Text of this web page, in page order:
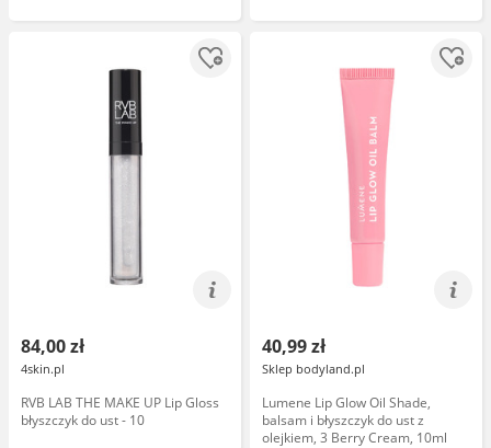
84,00 zł
4skin.pl
RVB LAB THE MAKE UP Lip Gloss
błyszczyk do ust - 10
40,99 zł
Sklep bodyland.pl
Lumene Lip Glow Oil Shade,
balsam i błyszczyk do ust z
olejkiem, 3 Berry Cream, 10ml